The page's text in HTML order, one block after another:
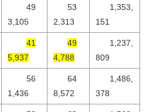
49
3,105
53
2,313
1,353,
151
41
5,937
49
4,788
1,237,
809
56
1,436
64
8,572
1,486,
378